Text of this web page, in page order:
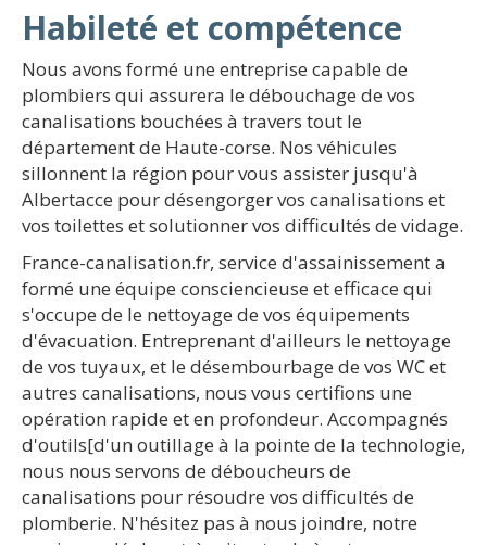
Habileté et compétence
Nous avons formé une entreprise capable de
plombiers qui assurera le débouchage de vos
canalisations bouchées à travers tout le
département de Haute-corse. Nos véhicules
sillonnent la région pour vous assister jusqu'à
Albertacce pour désengorger vos canalisations et
vos toilettes et solutionner vos difficultés de vidage.
France-canalisation.fr, service d'assainissement a
formé une équipe consciencieuse et efficace qui
s'occupe de le nettoyage de vos équipements
d'évacuation. Entreprenant d'ailleurs le nettoyage
de vos tuyaux, et le désembourbage de vos WC et
autres canalisations, nous vous certifions une
opération rapide et en profondeur. Accompagnés
d'outils[d'un outillage à la pointe de la technologie,
nous nous servons de déboucheurs de
canalisations pour résoudre vos difficultés de
plomberie. N'hésitez pas à nous joindre, notre